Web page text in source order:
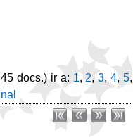
docs.) ir a: 1,2,3,4,5,